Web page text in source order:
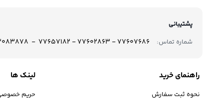
پشتیبانی
شماره تماس:
77607686 - 77602863 - 77657182 - 09122083878
راهنمای خرید
نحوه ثبت سفارش
لینک ها
حریم